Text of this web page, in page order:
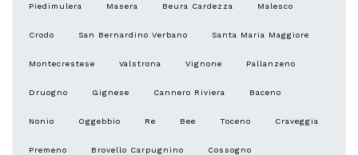
Piedimulera Masera Beura Cardezza Malesco
Crodo San Bernardino Verbano Santa Maria Maggiore
Montecrestese Valstrona Vignone Pallanzeno
Druogno Gignese Cannero Riviera Baceno
Nonio Oggebbio Re Bee Toceno Craveggia
Premeno Brovello Carpugnino Cossogno